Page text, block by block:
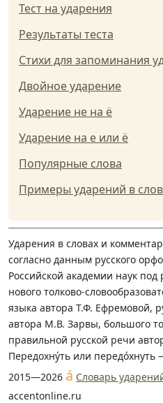
Тест на ударения
Результаты теста
Стихи для запоминания
Двойное ударение
Ударение не на ё
Ударение на е или ё
Популярные слова
Примеры ударений в
Ударения в словах и
согласно данным русского
Российской академии наук
нового толково-
языка автора Т.Ф. Ефремовой,
автора М.В. Зарвы, большого
правильной русской речи
Передохну́ть или передо́хнуть
2015—2026 á Словарь
accentonline.ru